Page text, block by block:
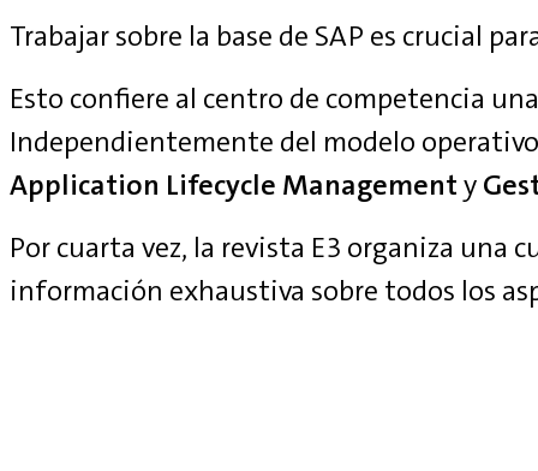
Trabajar sobre la base de SAP es crucial
Esto confiere al centro de competencia
Independientemente del modelo
Application Lifecycle Managementy
Por cuarta vez, la revista E3 organiza una
información exhaustiva sobre todos los